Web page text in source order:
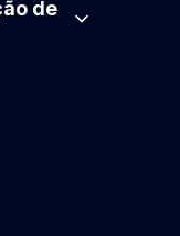
de